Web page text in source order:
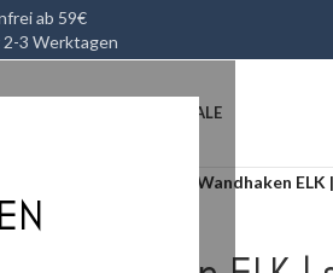
ab 59€
3 Werktagen
SALE
Wandhaken